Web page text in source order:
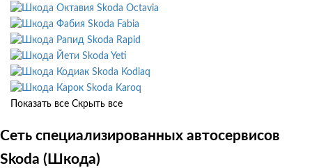
Skoda Octavia
Skoda Fabia
Skoda Rapid
Skoda Yeti
Skoda Kodiaq
Skoda Karoq
Показать все Скрыть все
Сеть специализированных автосервисов
Skoda (Шкода)